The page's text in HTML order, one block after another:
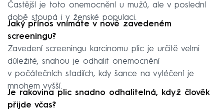
Častější je toto onemocnění u mužů, ale v poslední
době stoupá i v ženské populaci.
Jaký přínos vnímáte v nově zavedeném
screeningu?
Zavedení screeningu karcinomu plic je určitě velmi
důležité, snahou je odhalit onemocnění
v počátečních stadiích, kdy šance na vyléčení je
mnohem vyšší.
Je rakovina plic snadno odhalitelná, když člověk
přijde včas?